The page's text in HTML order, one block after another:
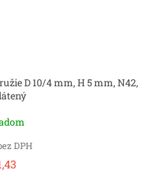
D 10/4 mm, H 5 mm, N42,
DPH